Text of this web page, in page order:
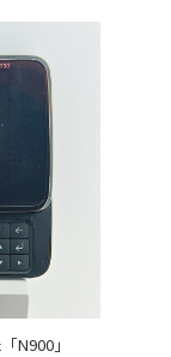
N900」